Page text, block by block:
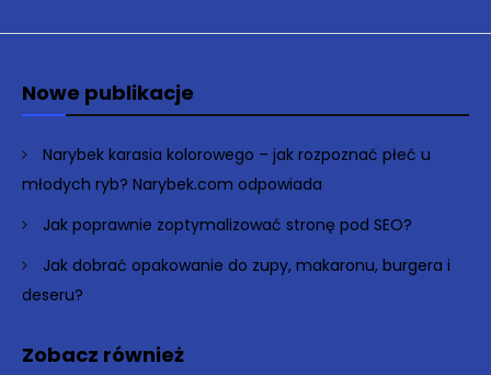
Nowe publikacje
Narybek karasia kolorowego – jak rozpoznać płeć u
młodych ryb? Narybek.com odpowiada
Jak poprawnie zoptymalizować stronę pod SEO?
Jak dobrać opakowanie do zupy, makaronu, burgera i
deseru?
Zobacz również